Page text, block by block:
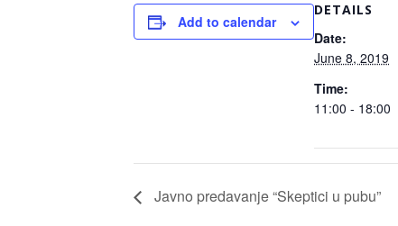
Add to calendar
DETAILS
Date:
June 8, 2019
Time:
11:00 - 18:00
Javno predavanje “Skeptici u pubu”